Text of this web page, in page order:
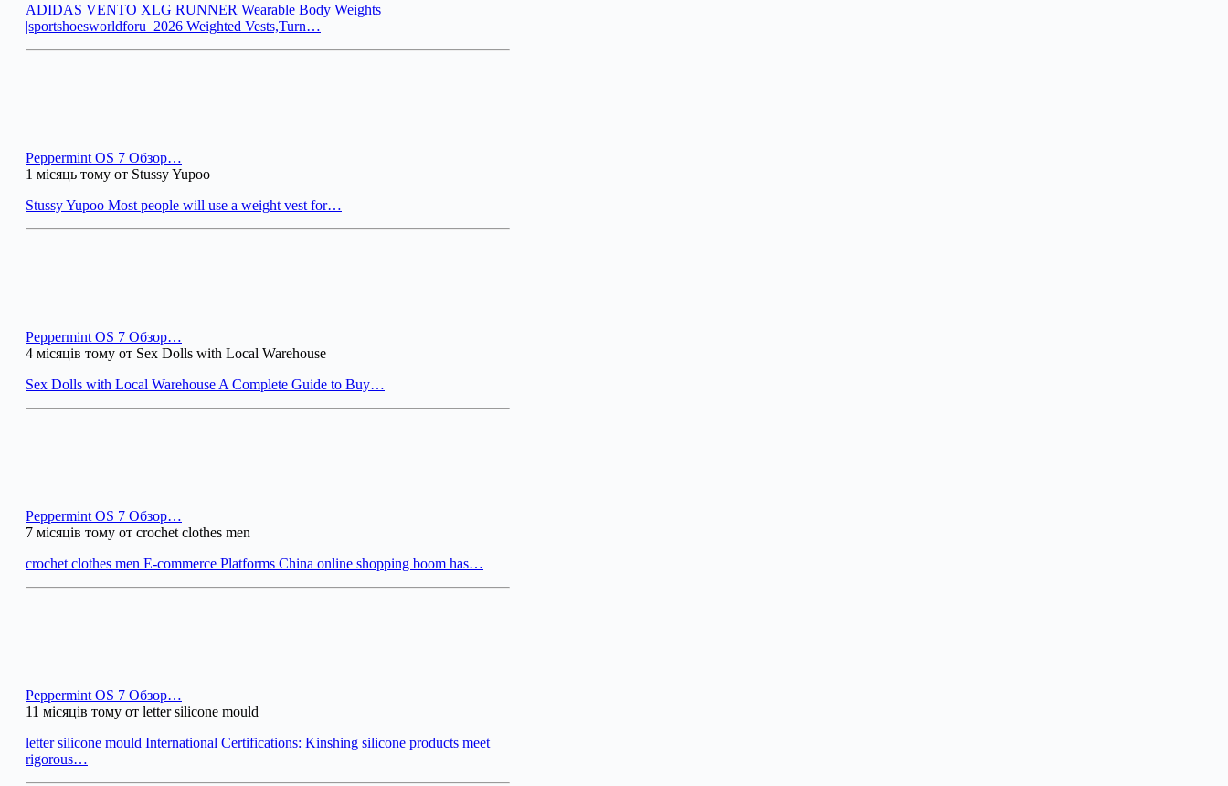
ADIDAS VENTO XLG RUNNER Wearable Body Weights
|sportshoesworldforu_2026 Weighted Vests,Turn…
Peppermint OS 7 Обзор…
1 місяць тому от Stussy Yupoo
Stussy Yupoo Most people will use a weight vest for…
Peppermint OS 7 Обзор…
4 місяців тому от Sex Dolls with Local Warehouse
Sex Dolls with Local Warehouse A Complete Guide to Buy…
Peppermint OS 7 Обзор…
7 місяців тому от crochet clothes men
crochet clothes men E-commerce Platforms China online shopping boom has…
Peppermint OS 7 Обзор…
11 місяців тому от letter silicone mould
letter silicone mould International Certifications: Kinshing silicone products meet
rigorous…